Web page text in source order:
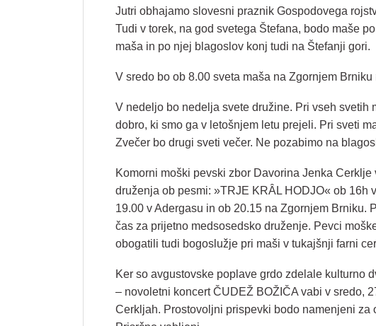
Jutri obhajamo slovesni praznik Gospodovega
Tudi v torek, na god svetega Štefana, bodo maše
maša in po njej blagoslov konj tudi na Štefanji gori.
V sredo bo ob 8.00 sveta maša na Zgornjem
V nedeljo bo nedelja svete družine. Pri vseh svetih
dobro, ki smo ga v letošnjem letu prejeli. Pri sveti
Zvečer bo drugi sveti večer. Ne pozabimo na
Komorni moški pevski zbor Davorina Jenka
druženja ob pesmi: »TRJE KRÂL HODJO« ob 16h
19.00 v Adergasu in ob 20.15 na Zgornjem Brniku.
čas za prijetno medsosedsko druženje. Pevci
obogatili tudi bogoslužje pri maši v tukajšnji farni
Ker so avgustovske poplave grdo zdelale kulturno
– novoletni koncert ČUDEŽ BOŽIČA vabi v sredo,
Cerkljah. Prostovoljni prispevki bodo namenjeni